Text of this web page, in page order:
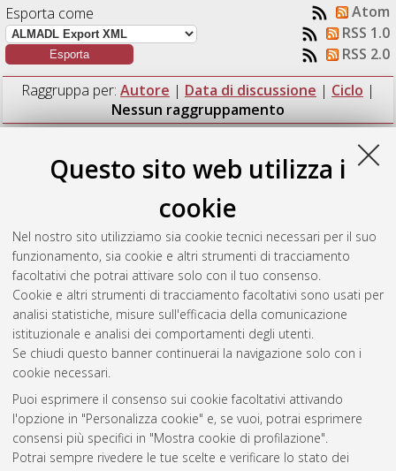
Questo sito web utilizza i
cookie
Nel nostro sito utilizziamo sia cookie tecnici necessari per il suo
funzionamento, sia cookie e altri strumenti di tracciamento
facoltativi che potrai attivare solo con il tuo consenso.
Cookie e altri strumenti di tracciamento facoltativi sono usati per
analisi statistiche, misure sull'efficacia della comunicazione
istituzionale e analisi dei comportamenti degli utenti.
Se chiudi questo banner continuerai la navigazione solo con i
cookie necessari.
Puoi esprimere il consenso sui cookie facoltativi attivando
l'opzione in "Personalizza cookie" e, se vuoi, potrai esprimere
consensi più specifici in "Mostra cookie di profilazione".
Potrai sempre rivedere le tue scelte e verificare lo stato dei
Esporta come
Atom
RSS 1.0
RSS 2.0
Raggruppa per: Autore | Data di discussione | Ciclo |
Nessun raggruppamento
Sapia, Vincenzo(2014)Advanced modelling of time domain
electromagnetic data with updated hydrogeological
, [Dissertation thesis], Alma Mater Studiorum
Università di Bologna. Dottorato di ricerca inGeofisica , 26
Ciclo. DOI 10.6092/unibo/amsdottorato/6340.
Questa lista e' stata generata ilSat Aug 8 20:45:46 2026
Atom
Rss 1.0
Rss 2.0